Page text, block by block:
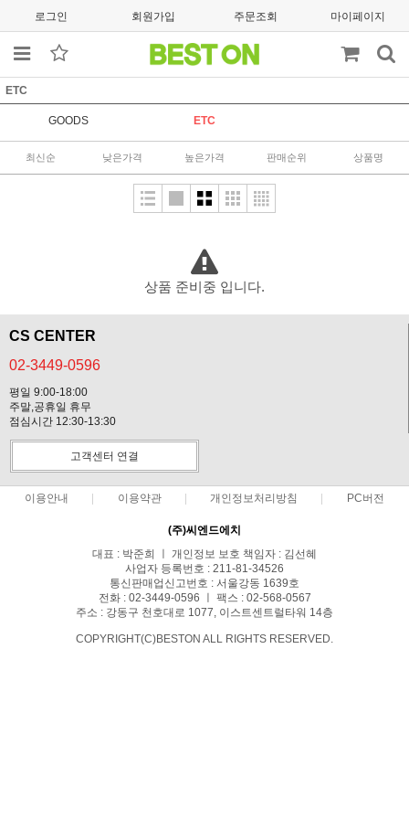
로그인 회원가입 주문조회 마이페이지
ETC
GOODS ETC
최신순 낮은가격 높은가격 판매순위 상품명
상품 준비중 입니다.
CS CENTER
02-3449-0596
평일 9:00-18:00
주말,공휴일 휴무
점심시간 12:30-13:30
고객센터 연결
이용안내 이용약관 개인정보처리방침 PC버전
(주)씨엔드에치
대표 : 박준희 ㅣ 개인정보 보호 책임자 : 김선혜
사업자 등록번호 : 211-81-34526
통신판매업신고번호 : 서울강동 1639호
전화 : 02-3449-0596 ㅣ 팩스 : 02-568-0567
주소 : 강동구 천호대로 1077, 이스트센트럴타워 14층
COPYRIGHT(C)BESTON ALL RIGHTS RESERVED.